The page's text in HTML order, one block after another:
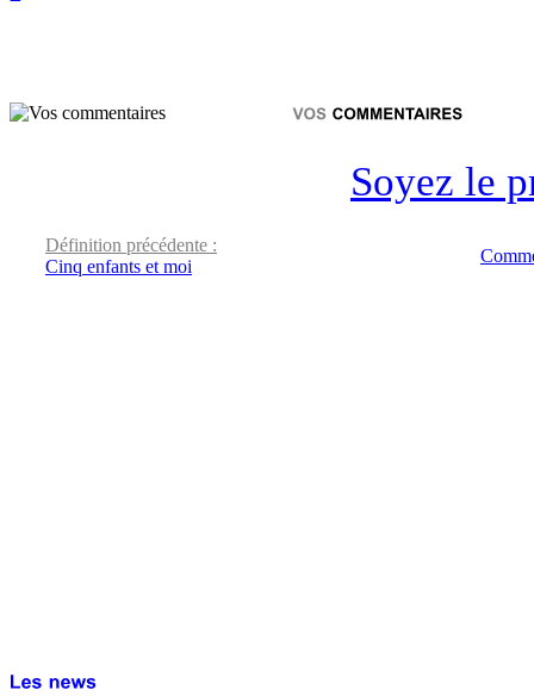
Soyez le
Définition précédente :
Cinq enfants et moi